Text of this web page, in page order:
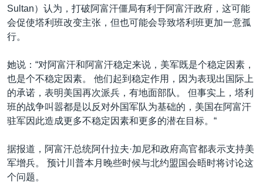
Sultan）认为，打破阿富汗僵局有利于阿富汗政府，这可能
会促使塔利班改变主张，但也可能会导致塔利班更加一意孤
行。
她说：“对阿富汗和阿富汗稳定来说，美军既是个稳定因素，
也是个不稳定因素。 他们起到稳定作用，因为表现出国际上
的承诺，表明美国再次派兵，有地面部队。 但事实上，塔利
班的战争叫嚣都是以反对外国军队为基础的，美国在阿富汗
驻军因此造成更多不稳定因素和更多的潜在目标。“
据报道，阿富汗总统阿什拉夫·加尼和政府高官都表示支持美
军增兵。 预计川普本月晚些时候与北约盟国会晤时将讨论这
个问题。